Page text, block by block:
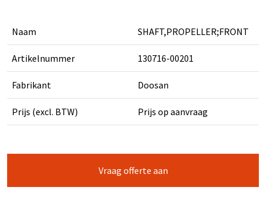
Naam SHAFT,PROPELLER;FRONT
Artikelnummer 130716-00201
Fabrikant Doosan
Prijs (excl. BTW) Prijs op aanvraag
Vraag offerte aan